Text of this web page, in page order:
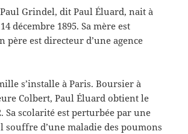
Grindel, dit Paul Éluard, nait à
décembre 1895. Sa mère est
père est directeur d’une agence
s’installe à Paris. Boursier à
Colbert, Paul Éluard obtient le
Sa scolarité est perturbée par une
souffre d’une maladie des poumons